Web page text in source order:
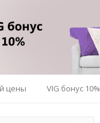
цены VIG бонус 10%